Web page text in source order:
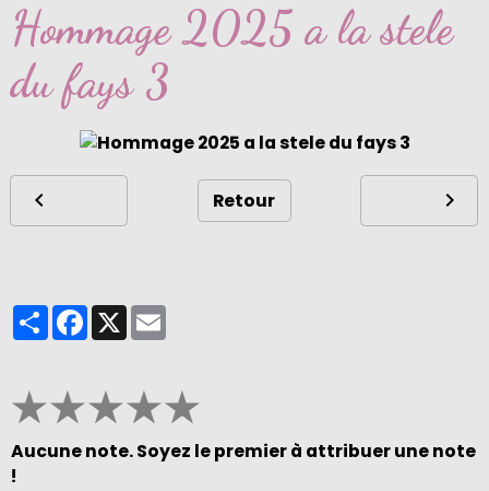
Hommage 2025 a la stele
du fays 3
Retour
PartagerFacebook
X
★★★★★
Aucune note. Soyez le premier à attribuer une note
!